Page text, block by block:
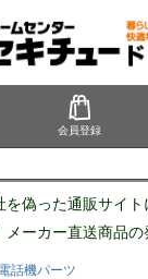
会員登録
を偽った通販サイ
メーカー直送商品
話機パーツ